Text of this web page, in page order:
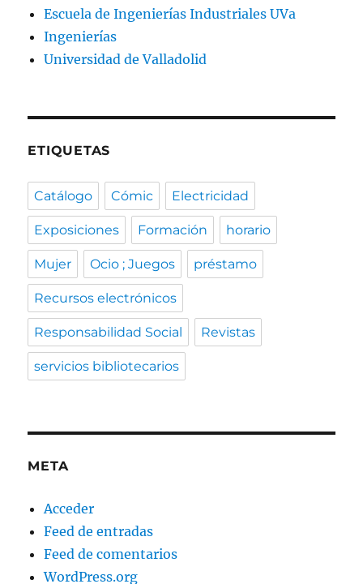
Escuela de Ingenierías Industriales UVa
Ingenierías
Universidad de Valladolid
ETIQUETAS
Catálogo Cómic Electricidad
Exposiciones Formación horario
Mujer Ocio ; Juegos préstamo
Recursos electrónicos
Responsabilidad Social Revistas
servicios bibliotecarios
META
Acceder
Feed de entradas
Feed de comentarios
WordPress.org